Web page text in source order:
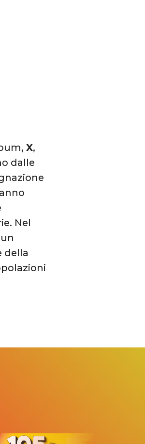
X,
dalle
Nel
della